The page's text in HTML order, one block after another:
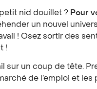
nid douillet ? Pour
un nouvel
! Osez sortir des
!
sur un coup de tête.
de l’emploi et